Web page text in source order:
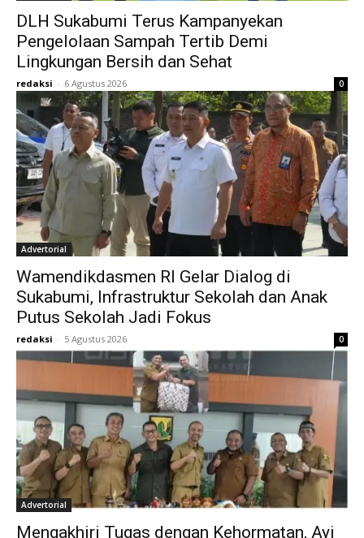
DLH Sukabumi Terus Kampanyekan
Pengelolaan Sampah Tertib Demi
Lingkungan Bersih dan Sehat
redaksi - 6 Agustus 2026 0
Advertorial
Wamendikdasmen RI Gelar Dialog di
Sukabumi, Infrastruktur Sekolah dan Anak
Putus Sekolah Jadi Fokus
redaksi - 5 Agustus 2026 0
Advertorial
Mengakhiri Tugas dengan Kehormatan, Ayi